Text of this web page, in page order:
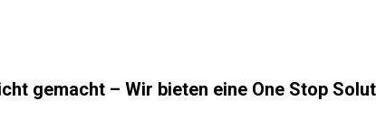
gemacht – Wir bieten eine One Stop